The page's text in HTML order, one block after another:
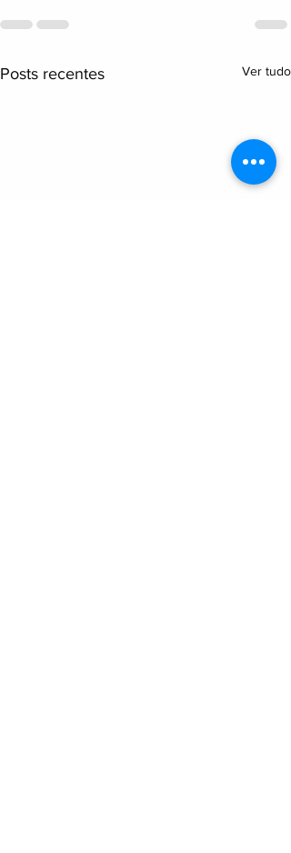
Posts recentes Ver tudo